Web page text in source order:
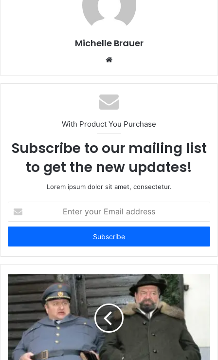
Michelle Brauer
Website
With Product You Purchase
Subscribe to our mailing list
to get the new updates!
Lorem ipsum dolor sit amet, consectetur.
your
Email